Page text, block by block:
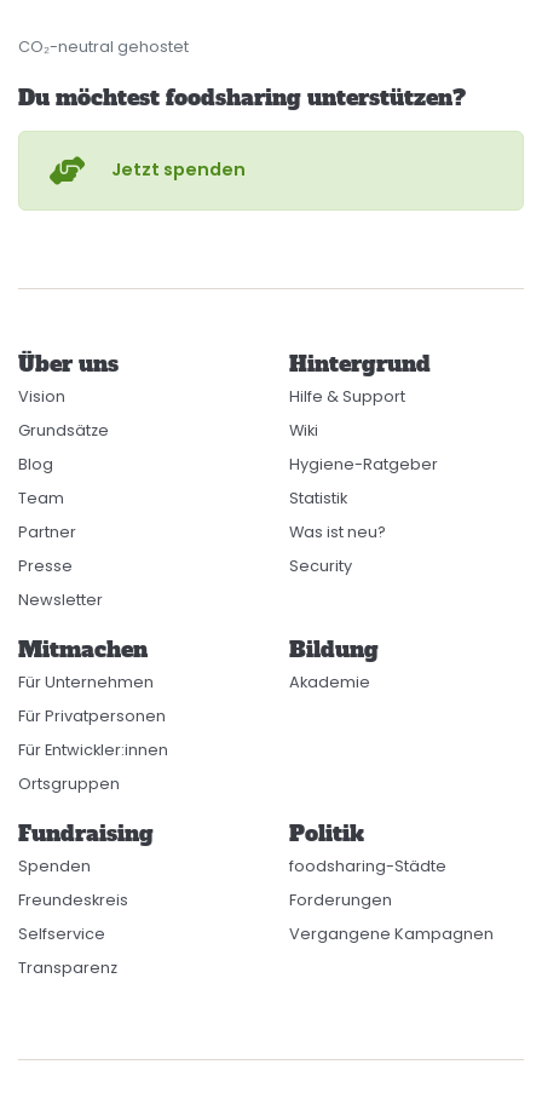
CO₂-neutral gehostet
Du möchtest foodsharing unterstützen?
Jetzt spenden
Über uns
Vision
Grundsätze
Blog
Team
Partner
Presse
Newsletter
Hintergrund
Hilfe & Support
Wiki
Hygiene-Ratgeber
Statistik
Was ist neu?
Security
Mitmachen
Für Unternehmen
Für Privatpersonen
Für Entwickler:innen
Ortsgruppen
Bildung
Akademie
Fundraising
Spenden
Freundeskreis
Selfservice
Transparenz
Politik
foodsharing-Städte
Forderungen
Vergangene Kampagnen